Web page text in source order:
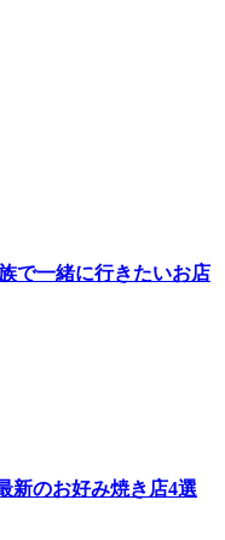
で一緒に行きたいお店
新のお好み焼き店4選